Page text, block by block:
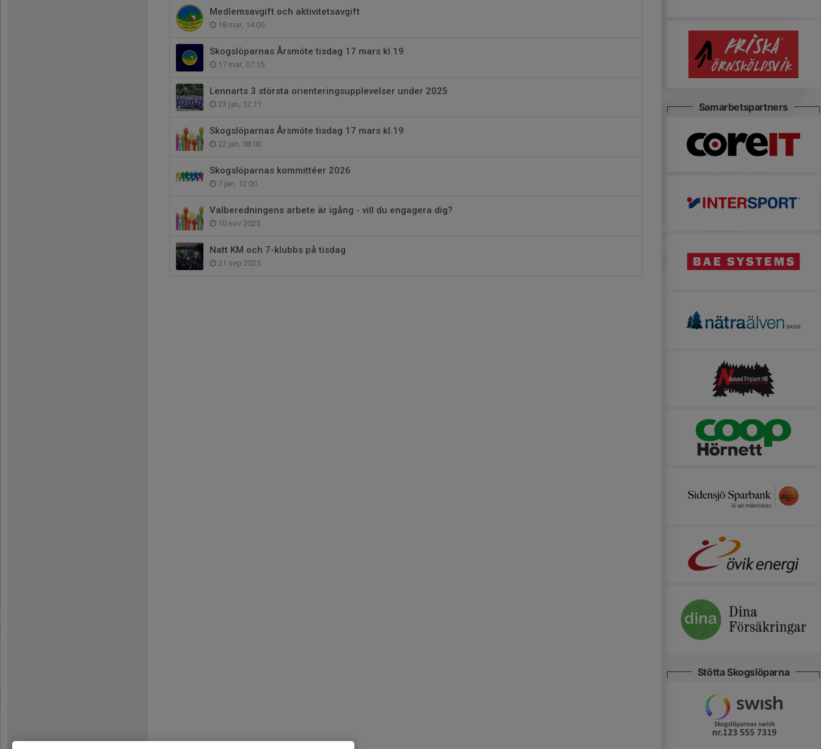
Medlemsavgift och aktivitetsavgift
18 mar, 14:00
Skogslöparnas Årsmöte tisdag 17 mars kl.19
17 mar, 07:15
Lennarts 3 största orienteringsupplevelser under 2025
23 jan, 12:11
Skogslöparnas Årsmöte tisdag 17 mars kl.19
22 jan, 08:00
Skogslöparnas kommittéer 2026
7 jan, 12:00
Valberedningens arbete är igång - vill du engagera dig?
10 nov 2025
Natt KM och 7-klubbs på tisdag
21 sep 2025
Samarbetspartners
Stötta Skogslöparna